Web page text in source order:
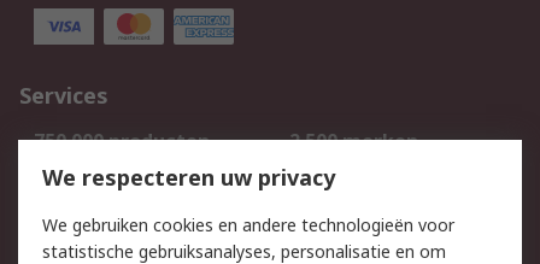
Services
750.000 producten
2.500 merken
Bestellen
Inkoopoplossingen
Track & Trace
We respecteren uw privacy
We gebruiken cookies en andere technologieën voor
statistische gebruiksanalyses, personalisatie en om